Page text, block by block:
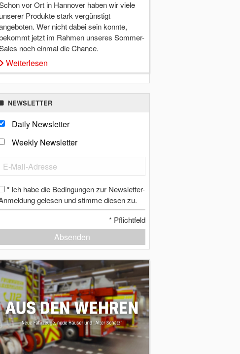
vor Ort in Hannover haben wir viele
unserer Produkte stark vergünstigt
Wer nicht dabei sein konnte,
jetzt im Rahmen unseres Sommer-
noch einmal die Chance.
Weiterlesen
NEWSLETTER
Daily Newsletter
Weekly Newsletter
* Ich habe die Bedingungen zur Newsletter-
gelesen und stimme diesen zu.
* Pflichtfeld
Absenden